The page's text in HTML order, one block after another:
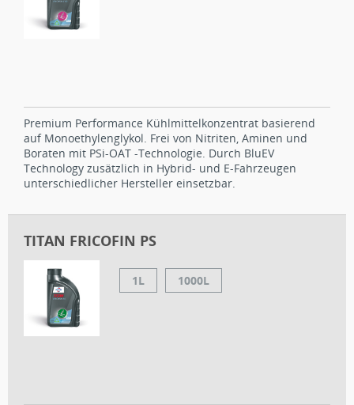
Premium Performance Kühlmittelkonzentrat basierend
auf Monoethylenglykol. Frei von Nitriten, Aminen und
Boraten mit PSi-OAT -Technologie. Durch BluEV
Technology zusätzlich in Hybrid- und E-Fahrzeugen
unterschiedlicher Hersteller einsetzbar.
TITAN FRICOFIN PS
1L 1000L